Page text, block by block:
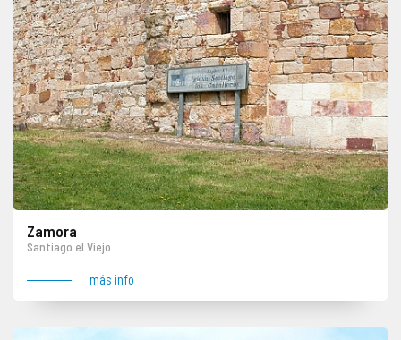
Zamora
Santiago el Viejo
más info